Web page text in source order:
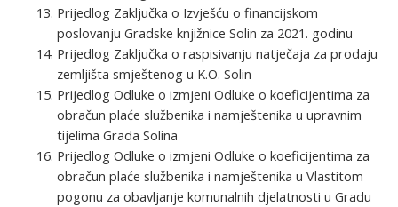
Prijedlog Zaključka o Izvješću o financijskom
poslovanju Gradske knjižnice Solin za 2021. godinu
Prijedlog Zaključka o raspisivanju natječaja za prodaju
zemljišta smještenog u K.O. Solin
Prijedlog Odluke o izmjeni Odluke o koeficijentima za
obračun plaće službenika i namještenika u upravnim
tijelima Grada Solina
Prijedlog Odluke o izmjeni Odluke o koeficijentima za
obračun plaće službenika i namještenika u Vlastitom
pogonu za obavljanje komunalnih djelatnosti u Gradu